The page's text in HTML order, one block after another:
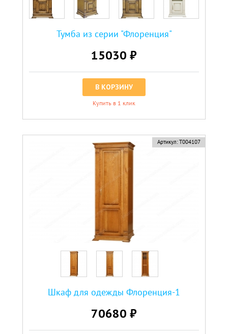
Тумба из серии "Флоренция"
15030 ₽
В КОРЗИНУ
Купить в 1 клик
Артикул: Т004107
Шкаф для одежды Флоренция-1
70680 ₽